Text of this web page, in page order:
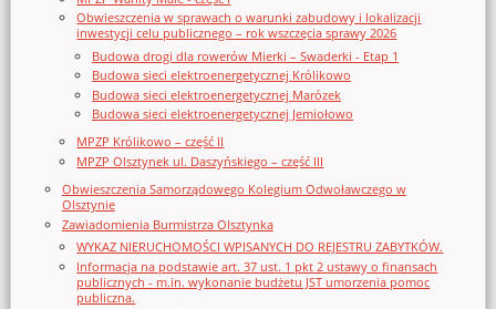
Obwieszczenia w sprawach o warunki zabudowy i lokalizacji
inwestycji celu publicznego – rok wszczęcia sprawy 2026
Budowa drogi dla rowerów Mierki – Swaderki - Etap 1
Budowa sieci elektroenergetycznej Królikowo
Budowa sieci elektroenergetycznej Marózek
Budowa sieci elektroenergetycznej Jemiołowo
MPZP Królikowo – część II
MPZP Olsztynek ul. Daszyńskiego – część III
Obwieszczenia Samorządowego Kolegium Odwoławczego w
Olsztynie
Zawiadomienia Burmistrza Olsztynka
WYKAZ NIERUCHOMOŚCI WPISANYCH DO REJESTRU ZABYTKÓW.
Informacja na podstawie art. 37 ust. 1 pkt 2 ustawy o finansach
publicznych - m.in. wykonanie budżetu JST umorzenia pomoc
publiczna.